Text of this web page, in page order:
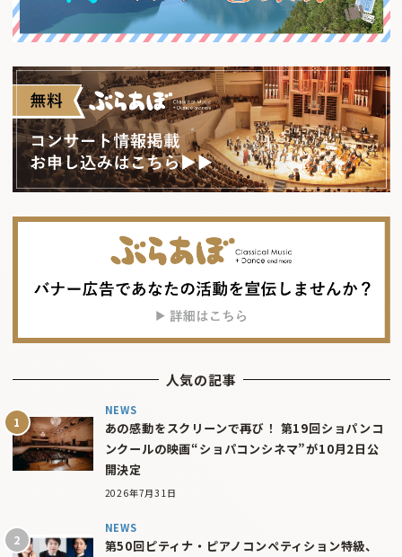
人気の記事
NEWS
あの感動をスクリーンで再び！ 第19回ショパンコ
ンクールの映画“ショパコンシネマ”が10月2日公
開決定
2026年7月31日
NEWS
第50回ピティナ・ピアノコンペティション特級、